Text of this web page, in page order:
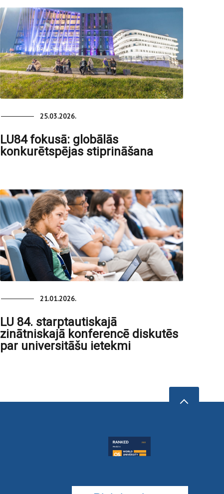
25.03.2026.
LU84 fokusā: globālās
konkurētspējas stiprināšana
21.01.2026.
LU 84. starptautiskajā
zinātniskajā konferencē diskutēs
par universitāšu ietekmi